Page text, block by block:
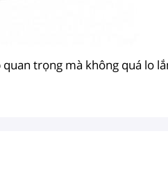
trọng mà không quá lo